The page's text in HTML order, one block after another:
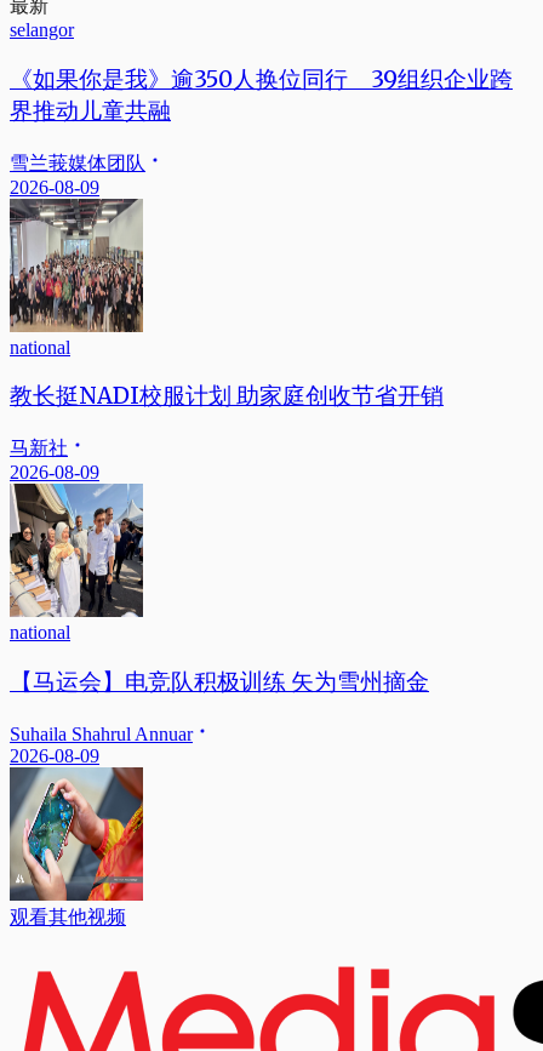
最新
selangor
《如果你是我》逾350人换位同行 39组织企业跨
界推动儿童共融
雪兰莪媒体团队
2026-08-09
national
教长挺NADI校服计划 助家庭创收节省开销
马新社
2026-08-09
national
【马运会】电竞队积极训练 矢为雪州摘金
Suhaila Shahrul Annuar
2026-08-09
观看其他视频